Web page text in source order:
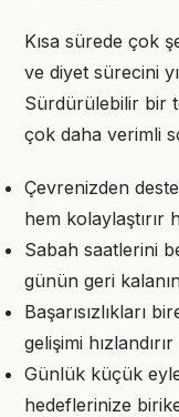
Kısa sürede çok
ve diyet sürecini
Sürdürülebilir bir
çok daha verimli
Çevrenizden
hem kolaylaştırır
Sabah saatlerini
günün geri
Başarısızlıkları
gelişimi hızlandırır
Günlük küçük
hedeflerinize